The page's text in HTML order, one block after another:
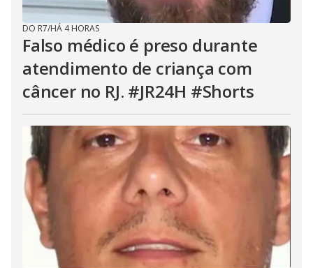
DO R7/HÁ 4 HORAS
Falso médico é preso durante
atendimento de criança com
câncer no RJ. #JR24H #Shorts